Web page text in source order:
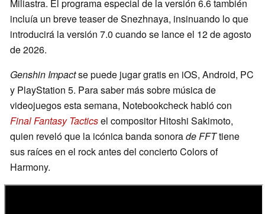
Miliastra. El programa especial de la versión 6.6 también
incluía un breve teaser de Snezhnaya, insinuando lo que
introducirá la versión 7.0 cuando se lance el 12 de agosto
de 2026.
Genshin Impactse puede jugar gratis en iOS, Android, PC
y PlayStation 5. Para saber más sobre música de
videojuegos esta semana, Notebookcheck habló con
Final Fantasy Tacticsel compositor Hitoshi Sakimoto,
quien reveló que la icónica banda sonorade FFTtiene
sus raíces en el rock antes del concierto Colors of
Harmony.